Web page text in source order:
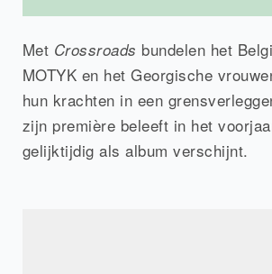
Met Crossroads bundelen het
MOTYK en het Georgische
hun krachten in een
zijn première beleeft in het
gelijktijdig als album verschijnt.